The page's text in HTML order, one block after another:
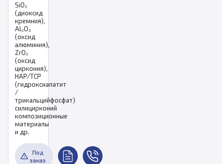
SiO₂
(диоксид
кремния),
Al₂O₃
(оксид
алюминия),
ZrO₂
(оксид
циркония),
HAP/TCP
(гидроксиапатит
/
трикальцийфосфат)
силицирконий
композиционные
материалы
и др.
Под
заказ